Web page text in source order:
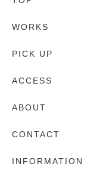
WORKS
PICK UP
ACCESS
ABOUT
CONTACT
INFORMATION